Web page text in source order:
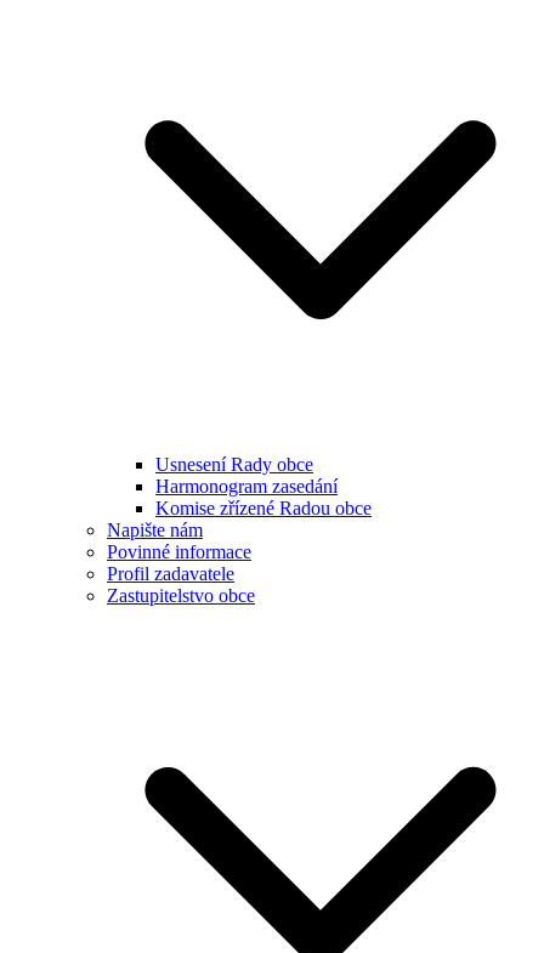
Usnesení Rady obce
Harmonogram zasedání
Komise zřízené Radou obce
Napište nám
Povinné informace
Profil zadavatele
Zastupitelstvo obce